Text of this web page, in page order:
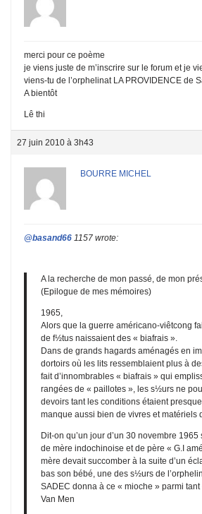
merci pour ce poème
je viens juste de m’inscrire sur le forum et je
viens-tu de l’orphelinat LA PROVIDENCE de
A bientôt
Lê thi
27 juin 2010 à 3h43
BOURRE MICHEL
@basand66 1157 wrote:
A la recherche de mon passé, de mon
(Epilogue de mes mémoires)
1965,
Alors que la guerre américano-viêtcong
de f½tus naissaient des « biafrais ».
Dans de grands hagards aménagés en
dortoirs où les lits ressemblaient plus à
fait d’innombrables « biafrais » qui
rangées de « paillotes », les s½urs ne
devoirs tant les conditions étaient
manque aussi bien de vivres et matériels
Dit-on qu’un jour d’un 30 novembre
de mère indochinoise et de père « G.I
mère devait succomber à la suite d’un
bas son bébé, une des s½urs de
SADEC donna à ce « mioche » parmi tant
Van Men